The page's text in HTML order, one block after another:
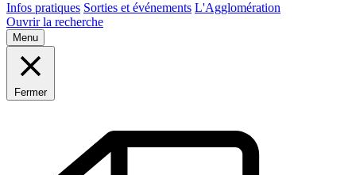
Infos pratiques Sorties et événements L'Agglomération
Ouvrir la recherche
Menu
Fermer